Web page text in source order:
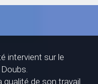
intervient sur le
qualité de son travail